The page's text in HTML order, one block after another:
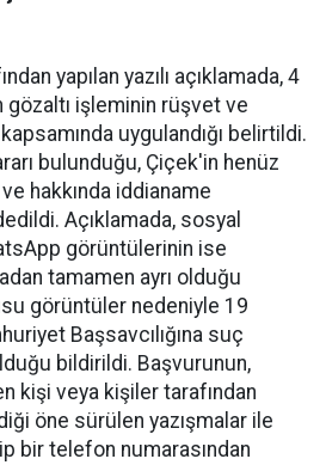
yapılan yazılı açıklamada, 4
işleminin rüşvet ve
uygulandığı belirtildi.
bulunduğu, Çiçek'in henüz
hakkında iddianame
Açıklamada, sosyal
görüntülerinin ise
tamamen ayrı olduğu
görüntüler nedeniyle 19
Başsavcılığına suç
bildirildi. Başvurunun,
kişi veya kişiler tarafından
öne sürülen yazışmalar ile
bir telefon numarasından